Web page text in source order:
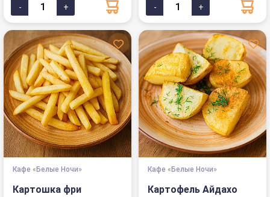
Кафе «Белые Ночи»
Картошка фри
Кафе «Белые Ночи»
Картофель Айдахо